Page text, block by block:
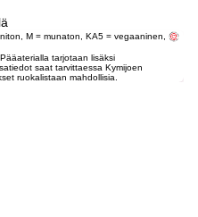
M = munaton, KA5 = vegaaninen,
tarjotaan lisäksi
saat tarvittaessa Kymijoen
ruokalistaan mahdollisia.